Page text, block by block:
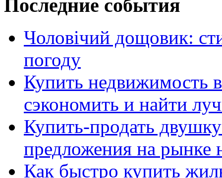
Последние события
Чоловічий дощовик:
погоду
Купить недвижимость
сэкономить и найти
Купить-продать
предложения на рынке
Как быстро купить